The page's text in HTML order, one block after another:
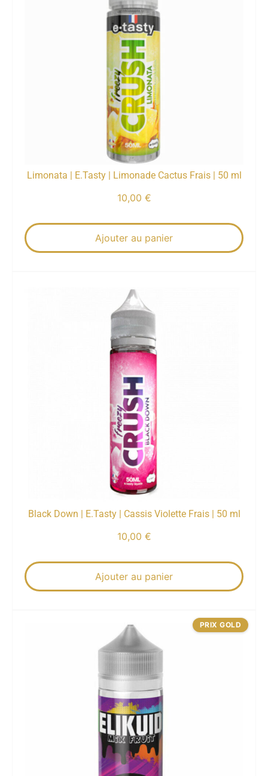
Limonata | E.Tasty | Limonade Cactus Frais | 50 ml
10,00 €
Ajouter au panier
Black Down | E.Tasty | Cassis Violette Frais | 50 ml
10,00 €
Ajouter au panier
PRIX GOLD